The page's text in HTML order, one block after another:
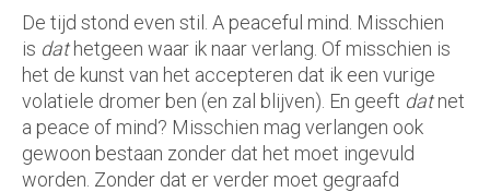
De tijd stond even stil. A peaceful mind. Misschien
is dathetgeen waar ik naar verlang. Of misschien is
het de kunst van het accepteren dat ik een vurige
volatiele dromer ben (en zal blijven). En geeft datnet
a peace of mind? Misschien mag verlangen ook
gewoon bestaan zonder dat het moet ingevuld
worden. Zonder dat er verder moet gegraafd